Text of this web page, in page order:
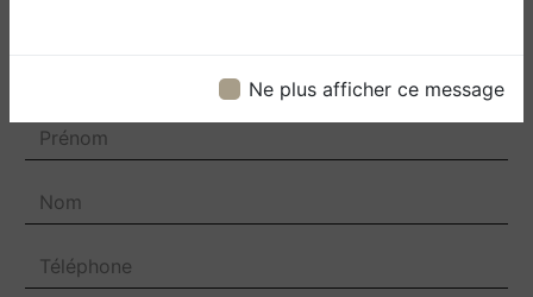
Ne plus afficher ce message